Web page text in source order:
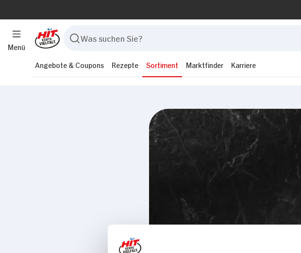
Menü
Angebote & Coupons Rezepte Sortiment Marktfinder Karriere